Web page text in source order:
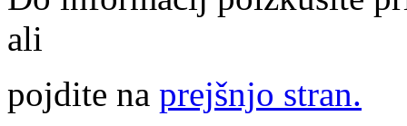
ali
pojdite na prejšnjo stran.